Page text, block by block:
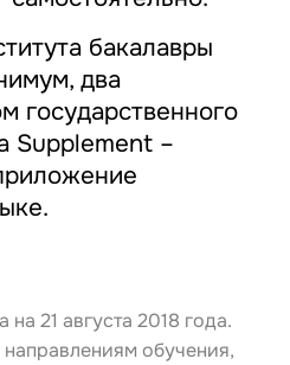
бакалавры
два
государственного
Supplement –
21 августа 2018 года.
обучения,